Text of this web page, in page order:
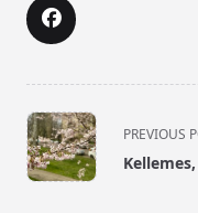
<span
class="nav-
subtitle
PREVIOUS